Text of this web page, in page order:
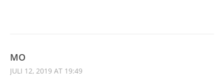
MO
JULI 12, 2019 AT 19:49